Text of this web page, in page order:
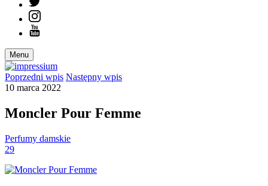
Menu
Poprzedni wpis Następny wpis
10 marca 2022
Moncler Pour Femme
Perfumy damskie
29